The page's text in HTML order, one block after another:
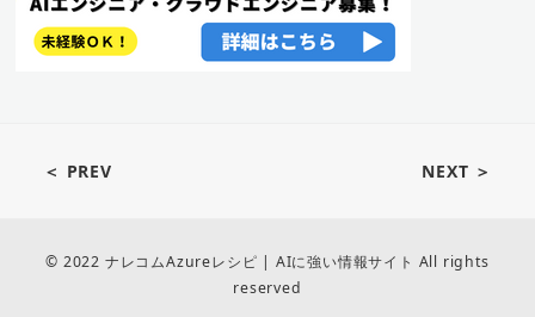
＜ PREV NEXT ＞
© 2022 ナレコムAzureレシピ | AIに強い情報サイト All rights
reserved